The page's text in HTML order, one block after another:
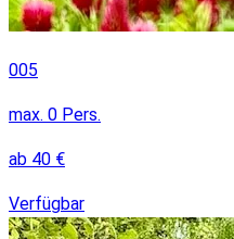
005
max. 0 Pers.
ab 40 €
Verfügbar